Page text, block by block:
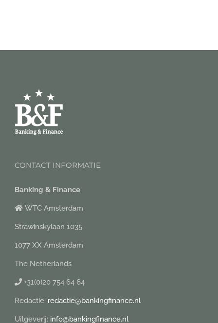
CONTACT INFORMATIE
Banking & Finance
WTC Amsterdam
Strawinskylaan 1035
1077 XX Amsterdam
The Netherlands
+31(0)20 754 64 64
Redactie: redactie@bankingfinance.nl
Uitgeverij: info@bankingfinance.nl